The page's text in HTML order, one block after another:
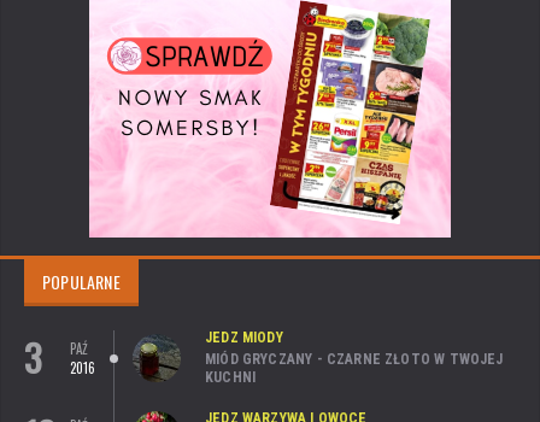
POPULARNE
3
PAŹ
2016
JEDZ MIODY
MIÓD GRYCZANY - CZARNE ZŁOTO W TWOJEJ
KUCHNI
JEDZ WARZYWA I OWOCE